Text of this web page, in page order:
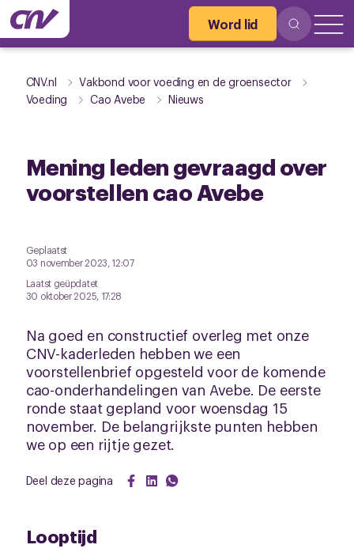
Word lid
CNV.nl
Vakbond voor voeding en de groensector
Voeding
Cao Avebe Nieuws
Mening leden gevraagd over
voorstellen cao Avebe
Geplaatst
03 november 2023, 12:07
Laatst geüpdatet
30 oktober 2025, 17:28
Na goed en constructief overleg met onze
CNV-kaderleden hebben we een
voorstellenbrief opgesteld voor de komende
cao-onderhandelingen van Avebe. De eerste
ronde staat gepland voor woensdag 15
november. De belangrijkste punten hebben
we op een rijtje gezet.
Deel deze pagina
Looptijd